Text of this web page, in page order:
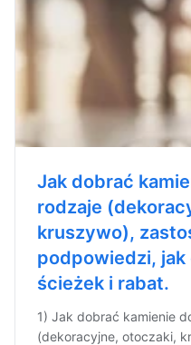
Jak dobrać
rodzaje
kruszywo),
podpowiedzi,
ścieżek i rabat.
1) Jak dobrać kamienie
(dekoracyjne, otoczaki,